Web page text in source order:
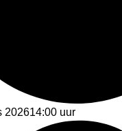
202614:00 uur